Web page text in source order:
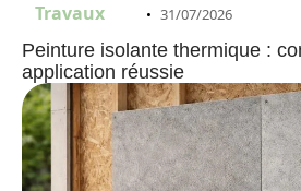
Travaux 31/07/2026
Peinture isolante thermique :
application réussie